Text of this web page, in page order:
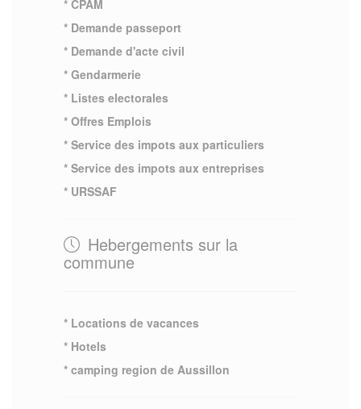
* CPAM
* Demande passeport
* Demande d'acte civil
* Gendarmerie
* Listes electorales
* Offres Emplois
* Service des impots aux particuliers
* Service des impots aux entreprises
* URSSAF
Hebergements sur la
commune
* Locations de vacances
* Hotels
* camping region de Aussillon